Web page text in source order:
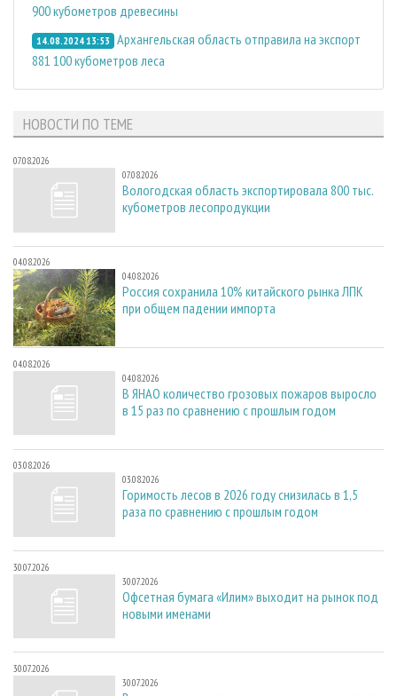
900 кубометров древесины
14.08.2024 13:53 Архангельская область отправила на экспорт
881 100 кубометров леса
НОВОСТИ ПО ТЕМЕ
07.08.2026
07.08.2026
Вологодская область экспортировала 800 тыс.
кубометров лесопродукции
04.08.2026
04.08.2026
Россия сохранила 10% китайского рынка ЛПК
при общем падении импорта
04.08.2026
04.08.2026
В ЯНАО количество грозовых пожаров выросло
в 15 раз по сравнению с прошлым годом
03.08.2026
03.08.2026
Горимость лесов в 2026 году снизилась в 1,5
раза по сравнению с прошлым годом
30.07.2026
30.07.2026
Офсетная бумага «Илим» выходит на рынок под
новыми именами
30.07.2026
30.07.2026